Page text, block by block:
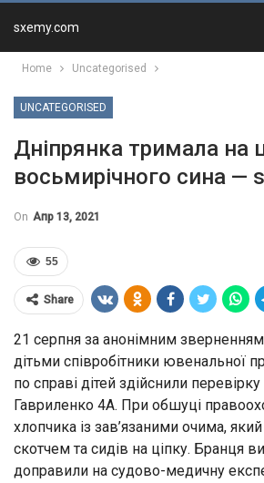
sxemy.com
Home Uncategorised
UNCATEGORISED
Дніпрянка тримала на
восьмирічного сина —
On Апр 13, 2021
55
Share
21 серпня за анонімним
дітьми співробітники ювенальної
по справі дітей здійснили
Гавриленко 4А. При обшуці
хлопчика із зав’язаними очима,
скотчем та сидів на ціпку. Бранця
доправили на судово-медичну